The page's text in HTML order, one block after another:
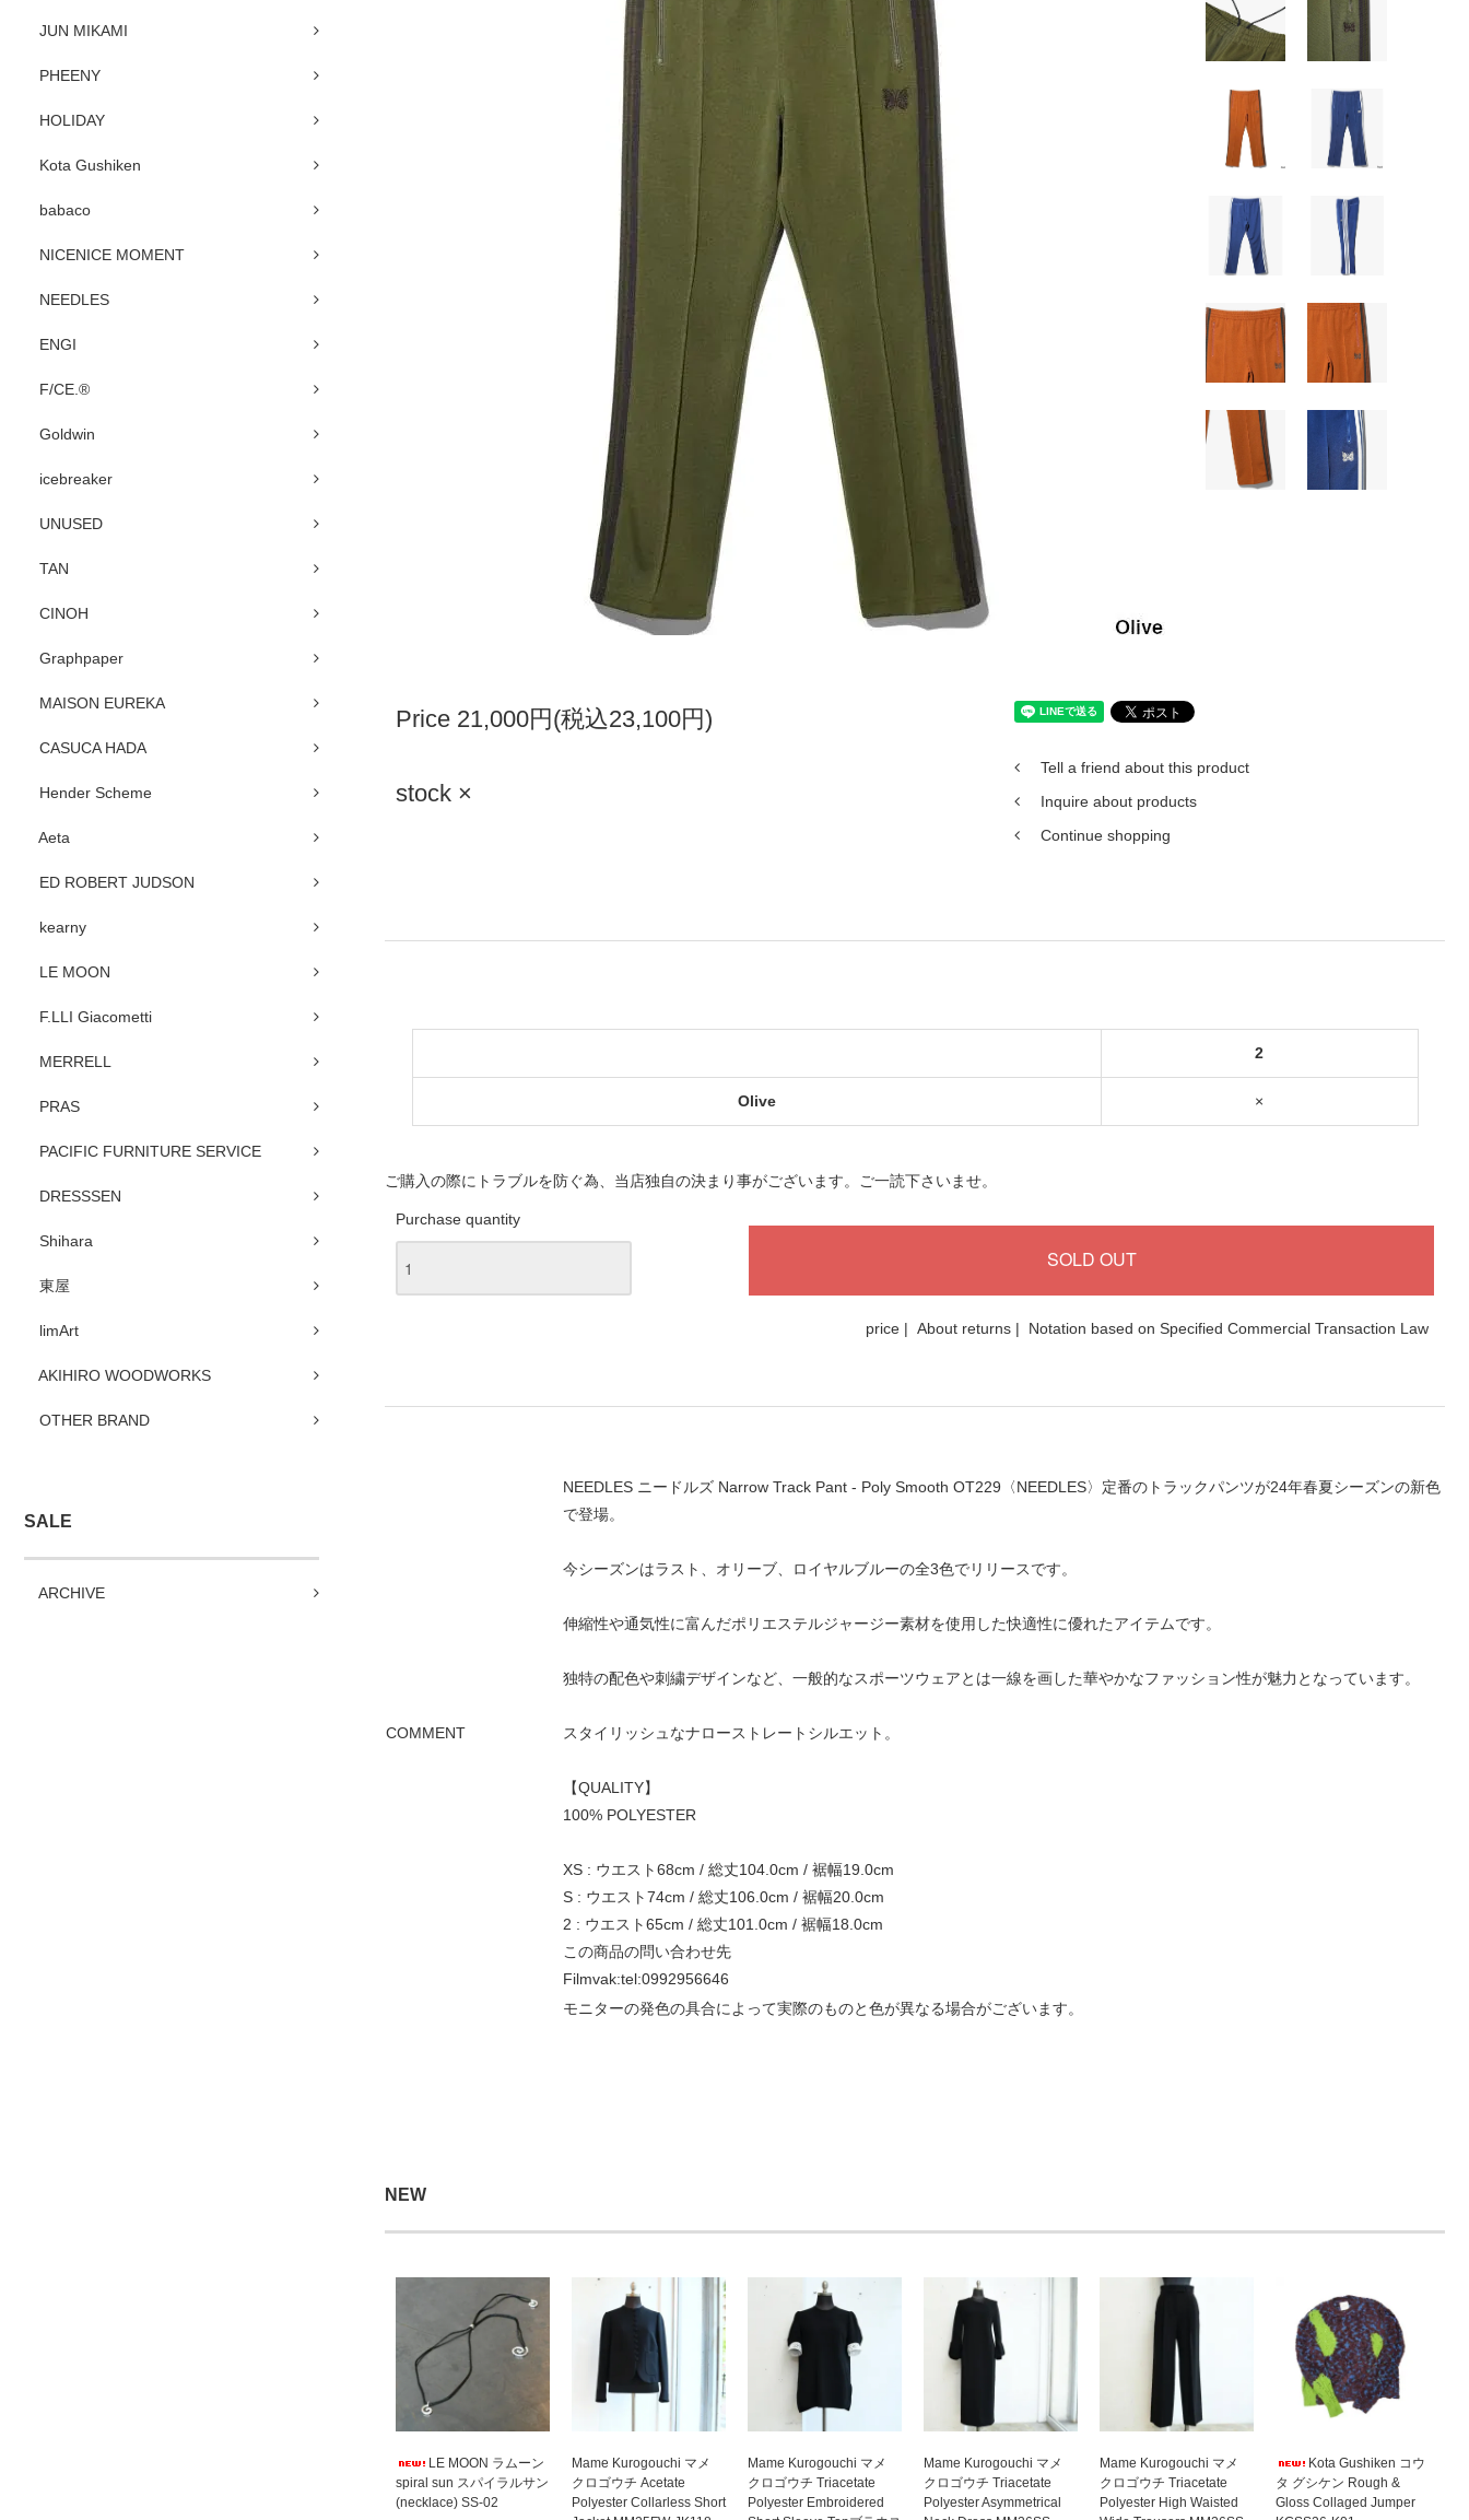
JUN MIKAMI
PHEENY
HOLIDAY
Kota Gushiken
babaco
NICENICE MOMENT
NEEDLES
ENGI
F/CE.®
Goldwin
icebreaker
UNUSED
TAN
CINOH
Graphpaper
MAISON EUREKA
CASUCA HADA
Hender Scheme
Aeta
ED ROBERT JUDSON
kearny
LE MOON
F.LLI Giacometti
MERRELL
PRAS
PACIFIC FURNITURE SERVICE
DRESSSEN
Shihara
東屋
limArt
AKIHIRO WOODWORKS
OTHER BRAND
SALE
ARCHIVE
Price 21,000円(税込23,100円)
stock ×
Tell a friend about this product
Inquire about products
Continue shopping
2
Olive ×
ご購入の際にトラブルを防ぐ為、当店独自の決まり事がございます。ご一読下さいませ。
Purchase quantity
price | About returns | Notation based on Specified Commercial Transaction Law
COMMENT
NEEDLES ニードルズ Narrow Track Pant - Poly Smooth OT229〈NEEDLES〉定番のトラックパンツが24年春夏シーズンの新色
で登場。
今シーズンはラスト、オリーブ、ロイヤルブルーの全3色でリリースです。
伸縮性や通気性に富んだポリエステルジャージー素材を使用した快適性に優れたアイテムです。
独特の配色や刺繍デザインなど、一般的なスポーツウェアとは一線を画した華やかなファッション性が魅力となっています。
スタイリッシュなナローストレートシルエット。
【QUALITY】
100% POLYESTER
XS : ウエスト68cm / 総丈104.0cm / 裾幅19.0cm
S : ウエスト74cm / 総丈106.0cm / 裾幅20.0cm
2 : ウエスト65cm / 総丈101.0cm / 裾幅18.0cm
この商品の問い合わせ先
Filmvak:tel:0992956646
モニターの発色の具合によって実際のものと色が異なる場合がございます。
NEW
LE MOON ラムーン
spiral sun スパイラルサン
(necklace) SS-02
Mame Kurogouchi マメ
クロゴウチ Acetate
Polyester Collarless Short
Mame Kurogouchi マメ
クロゴウチ Triacetate
Polyester Embroidered
Mame Kurogouchi マメ
クロゴウチ Triacetate
Polyester Asymmetrical
Mame Kurogouchi マメ
クロゴウチ Triacetate
Polyester High Waisted
Kota Gushiken コウ
タ グシケン Rough &
Gloss Collaged Jumper